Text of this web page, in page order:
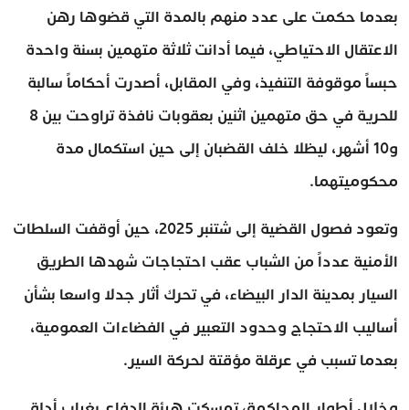
بعدما حكمت على عدد منهم بالمدة التي قضوها رهن
الاعتقال الاحتياطي، فيما أدانت ثلاثة متهمين بسنة واحدة
حبساً موقوفة التنفيذ، وفي المقابل، أصدرت أحكاماً سالبة
للحرية في حق متهمين اثنين بعقوبات نافذة تراوحت بين 8
و10 أشهر، ليظلا خلف القضبان إلى حين استكمال مدة
محكوميتهما.
وتعود فصول القضية إلى شتنبر 2025، حين أوقفت السلطات
الأمنية عدداً من الشباب عقب احتجاجات شهدها الطريق
السيار بمدينة الدار البيضاء، في تحرك أثار جدلا واسعا بشأن
أساليب الاحتجاج وحدود التعبير في الفضاءات العمومية،
بعدما تسبب في عرقلة مؤقتة لحركة السير.